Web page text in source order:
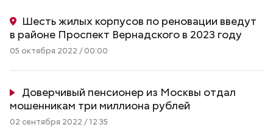
Шесть жилых корпусов по реновации введут
в районе Проспект Вернадского в 2023 году
05 октября 2022 / 00:00
Доверчивый пенсионер из Москвы отдал
мошенникам три миллиона рублей
02 сентября 2022 / 12:35